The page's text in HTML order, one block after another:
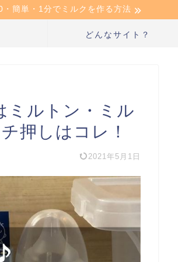
・簡単・1分でミルクを作る方法
どんなサイト？
ミルトン・ミル
押しはコレ！
2021年5月1日